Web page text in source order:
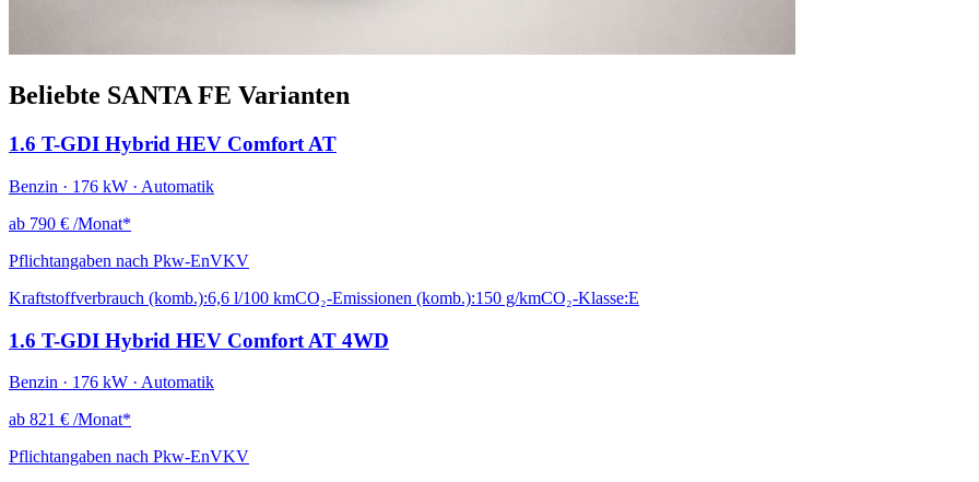
Beliebte SANTA FE Varianten
1.6 T-GDI Hybrid HEV Comfort AT
Benzin · 176 kW · Automatik
ab 790 € /Monat*
Pflichtangaben nach Pkw-EnVKV
Kraftstoffverbrauch (komb.):6,6 l/100 kmCO₂-Emissionen (komb.):150 g/kmCO₂-Klasse:E
1.6 T-GDI Hybrid HEV Comfort AT 4WD
Benzin · 176 kW · Automatik
ab 821 € /Monat*
Pflichtangaben nach Pkw-EnVKV